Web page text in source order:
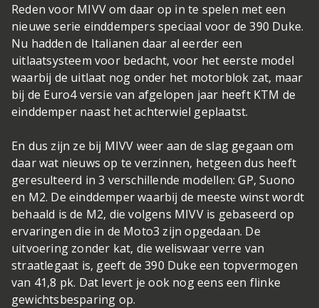
Reden voor MIVV om daar op in te spelen met een
nieuwe serie einddempers speciaal voor de 390 Duke.
Nu hadden de Italianen daar al eerder een
uitlaatsysteem voor bedacht, voor het eerste model
waarbij de uitlaat nog onder het motorblok zat, maar
bij de Euro4 versie van afgelopen jaar heeft KTM de
einddemper naast het achterwiel geplaatst.
En dus zijn ze bij MIVV weer aan de slag gegaan om
daar wat nieuws op te verzinnen, hetgeen dus heeft
geresulteerd in 3 verschillende modellen: GP, Suono
en M2. De einddemper waarbij de meeste winst wordt
behaald is de M2, die volgens MIVV is gebaseerd op
ervaringen die in de Moto3 zijn opgedaan. De
uitvoering zonder kat, die weliswaar verre van
straatlegaat is, geeft de 390 Duke een topvermogen
van 41,8 pk. Dat levert je ook nog eens een flinke
gewichtsbesparing op.